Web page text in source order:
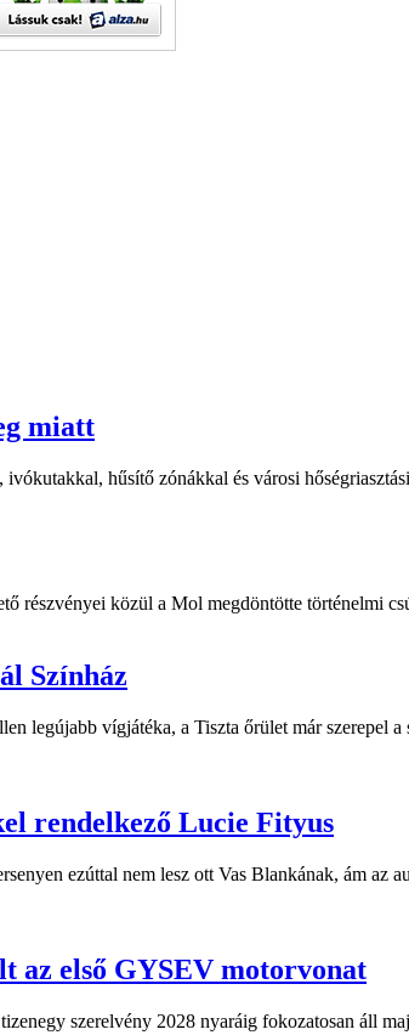
miatt
hűsítő zónákkal és városi
részvényei közül a Mol megdöntötte történelmi
Színház
legújabb vígjátéka, a Tiszta őrület már szerepel
rendelkező Lucie Fityus
ezúttal nem lesz ott Vas Blankának, ám az
az első GYSEV motorvonat
szerelvény 2028 nyaráig fokozatosan áll